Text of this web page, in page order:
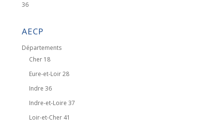
36
AECP
Départements
Cher 18
Eure-et-Loir 28
Indre 36
Indre-et-Loire 37
Loir-et-Cher 41